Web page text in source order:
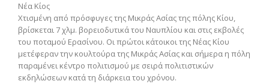
Νέα Κίος
Χτισμένη από πρόσφυγες της Μικράς Ασίας της πόλης Κίου,
βρίσκεται 7 χλμ. βορειοδυτικά του Ναυπλίου και στις εκβολές
του ποταμού Ερασίνου. Οι πρώτοι κάτοικοι της Νέας Κίου
μετέφεραν την κουλτούρα της Μικράς Ασίας και σήμερα η πόλη
παραμένει κέντρο πολιτισμού με σειρά πολιτιστικών
εκδηλώσεων κατά τη διάρκεια του χρόνου.